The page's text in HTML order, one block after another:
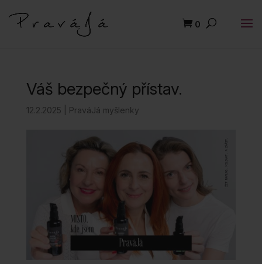
0
Váš bezpečný přístav.
12.2.2025 PraváJá myšlenky